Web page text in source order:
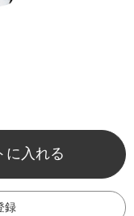
に入れる
録